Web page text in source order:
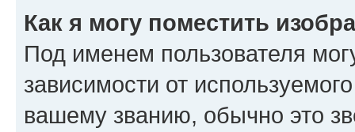
Как я могу поместить
Под именем пользователя
зависимости от
вашему званию, обычно это